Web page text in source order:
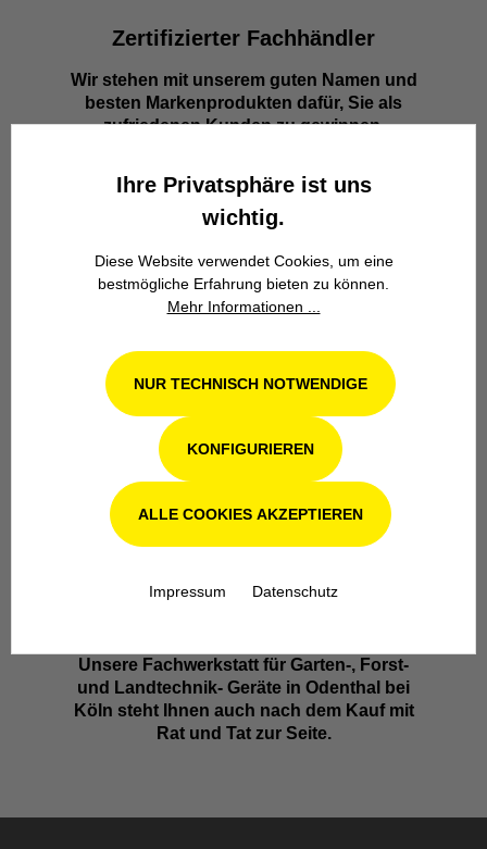
Zertifizierter Fachhändler
Wir stehen mit unserem guten Namen und
besten Markenprodukten dafür, Sie als
zufriedenen Kunden zu gewinnen.
Familienbetrieb
Wir stehen seit über 100 Jahren als
Familienbetrieb in 4. Generation für
Unsere Fachwerkstatt für Garten-, Forst-
und Landtechnik- Geräte in Odenthal bei
Köln steht Ihnen auch nach dem Kauf mit
Rat und Tat zur Seite.
Ihre Privatsphäre ist uns
wichtig.
Diese Website verwendet Cookies, um eine
bestmögliche Erfahrung bieten zu können.
Mehr Informationen ...
NUR TECHNISCH NOTWENDIGE
KONFIGURIEREN
ALLE COOKIES AKZEPTIEREN
Impressum Datenschutz